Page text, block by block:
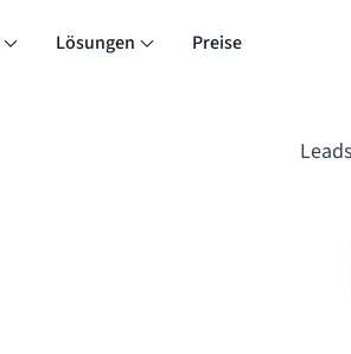
Lösungen Preise